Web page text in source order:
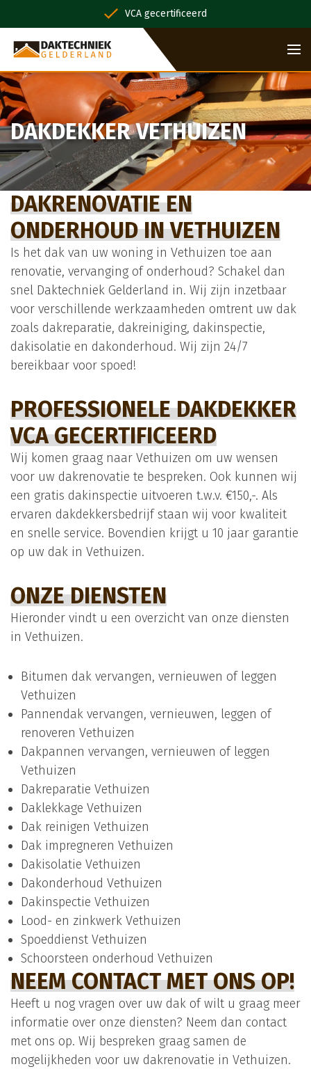
VCA gecertificeerd
DAKDEKKER VETHUIZEN
DAKRENOVATIE EN
ONDERHOUD IN VETHUIZEN
Is het dak van uw woning in Vethuizen toe aan
renovatie, vervanging of onderhoud? Schakel dan
snel Daktechniek Gelderland in. Wij zijn inzetbaar
voor verschillende werkzaamheden omtrent uw dak
zoals dakreparatie, dakreiniging, dakinspectie,
dakisolatie en dakonderhoud. Wij zijn 24/7
bereikbaar voor spoed!
PROFESSIONELE DAKDEKKER
VCA GECERTIFICEERD
Wij komen graag naar Vethuizen om uw wensen
voor uw dakrenovatie te bespreken. Ook kunnen wij
een gratis dakinspectie uitvoeren t.w.v. €150,-. Als
ervaren dakdekkersbedrijf staan wij voor kwaliteit
en snelle service. Bovendien krijgt u 10 jaar garantie
op uw dak in Vethuizen.
ONZE DIENSTEN
Hieronder vindt u een overzicht van onze diensten
in Vethuizen.
Bitumen dak vervangen, vernieuwen of leggen
Vethuizen
Pannendak vervangen, vernieuwen, leggen of
renoveren Vethuizen
Dakpannen vervangen, vernieuwen of leggen
Vethuizen
Dakreparatie Vethuizen
Daklekkage Vethuizen
Dak reinigen Vethuizen
Dak impregneren Vethuizen
Dakisolatie Vethuizen
Dakonderhoud Vethuizen
Dakinspectie Vethuizen
Lood- en zinkwerk Vethuizen
Spoeddienst Vethuizen
Schoorsteen onderhoud Vethuizen
NEEM CONTACT MET ONS OP!
Heeft u nog vragen over uw dak of wilt u graag meer
informatie over onze diensten? Neem dan contact
met ons op. Wij bespreken graag samen de
mogelijkheden voor uw dakrenovatie in Vethuizen.